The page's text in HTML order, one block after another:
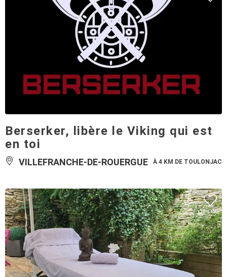
Berserker, libère le Viking qui est
en toi
VILLEFRANCHE-DE-ROUERGUE À 4 KM DE TOULONJAC